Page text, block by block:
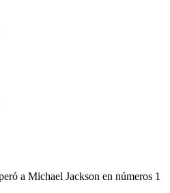
a Michael Jackson en números 1